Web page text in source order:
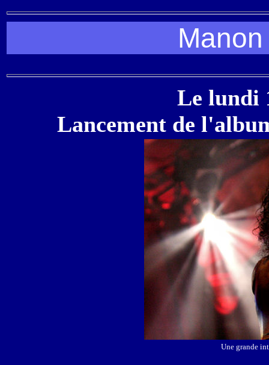
Le lundi
Lancement de
Une grande